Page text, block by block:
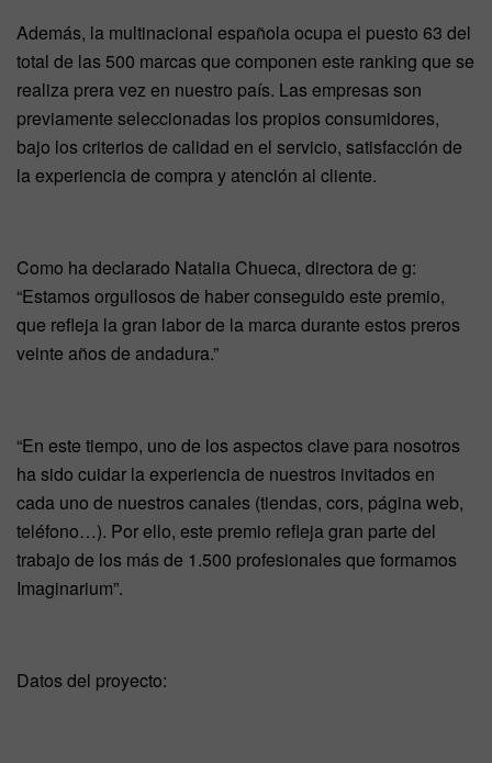
Además, la multinacional española ocupa el puesto 63 del
total de las 500 marcas que componen este ranking que se
realiza prera vez en nuestro país. Las empresas son
previamente seleccionadas los propios consumidores,
bajo los criterios de calidad en el servicio, satisfacción de
la experiencia de compra y atención al cliente.
Como ha declarado Natalia Chueca, directora de g:
“Estamos orgullosos de haber conseguido este premio,
que refleja la gran labor de la marca durante estos preros
veinte años de andadura.”
“En este tiempo, uno de los aspectos clave para nosotros
ha sido cuidar la experiencia de nuestros invitados en
cada uno de nuestros canales (tiendas, cors, página web,
teléfono…). Por ello, este premio refleja gran parte del
trabajo de los más de 1.500 profesionales que formamos
Imaginarium”.
Datos del proyecto: